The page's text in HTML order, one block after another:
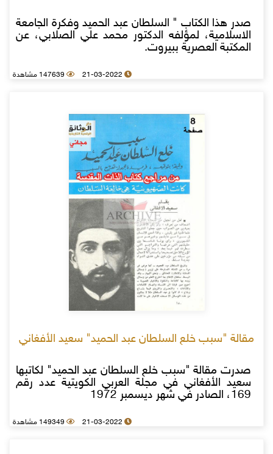
صدر هذا الكتاب " السلطان عبد الحميد وفكرة الجامعة
الاسلامية، لمؤلفه الدكتور محمد علي الصلابي، عن
المكتبة العصرية ببيروت.
21-03-2022 147639 مشاهدة
مقالة "سبب خلع السلطان عبد الحميد" سعيد الأفغاني
صدرت مقالة "سبب خلع السلطان عبد الحميد" لكاتبها
سعيد الأفغاني في مجلة العربي الكويتية عدد رقم
169، الصادر في شهر ديسمبر 1972
21-03-2022 149349 مشاهدة